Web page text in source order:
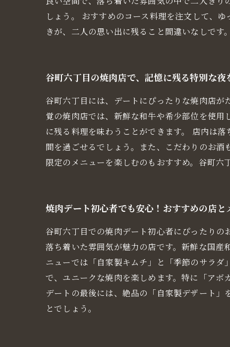
しょう。 おすすめのコース料理を注文して、
きが、二人の思い出に残ること間違いなしです
谷町六丁目の焼肉店で、記憶に残る特別な夜
谷町六丁目には、デートにぴったりな焼肉店
覚の焼肉店では、新鮮な和牛や希少部位を使
に残る料理を味わうことができます。 店内は
間を過ごせるでしょう。また、こだわりのお
限定のメニューを楽しむのもおすすめ。谷町六
焼肉デート初心者でも安心！おすすめの店と
谷町六丁目での焼肉デート初心者にぴったりの
落ち着いた雰囲気が魅力の店です。新鮮な国
ニューでは「自家製キムチ」と「季節のサラ
で、ユニークな焼肉を楽しめます。特に「アボ
デートの最後には、絶品の「自家製デザート
とでしょう。